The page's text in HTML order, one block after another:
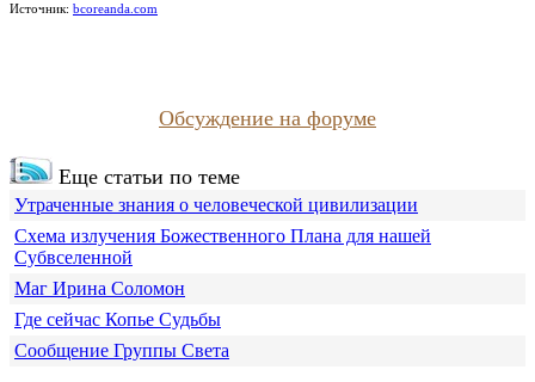
Источник: bcoreanda.com
Обсуждение на форуме
Еще статьи по теме
Утраченные знания о человеческой цивилизации
Схема излучения Божественного Плана для нашей
Субвселенной
Маг Ирина Соломон
Где сейчас Копье Судьбы
Сообщение Группы Света